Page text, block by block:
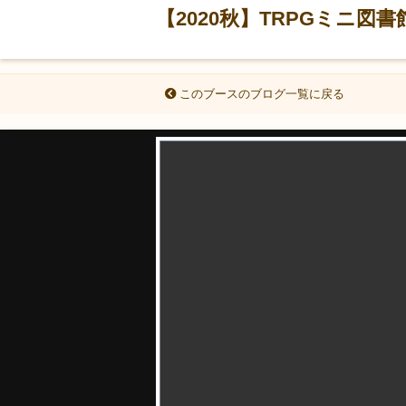
【2020秋】TRPGミニ図書
このブースのブログ一覧に戻る